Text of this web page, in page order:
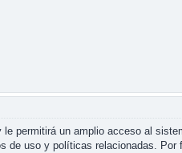
permitirá un amplio acceso al
uso y políticas relacionadas.